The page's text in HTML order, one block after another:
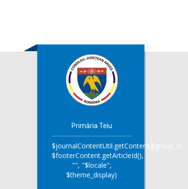
Primăria Teiu
$journalContentUtil.getContent($group_id,
$footerContent.getArticleId(),
"", "$locale",
$theme_display)